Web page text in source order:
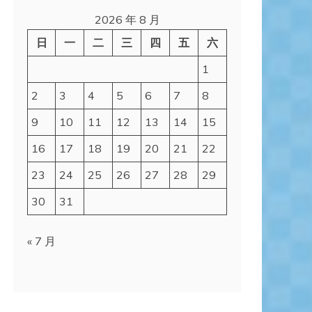
2026 年 8 月
日
一 二 三 四 五
六
1
2
3 4 5 6 7
8
9
10 11 12 13 14
15
16
17 18 19 20 21
22
23
24 25 26 27 28
29
30
31
« 7 月